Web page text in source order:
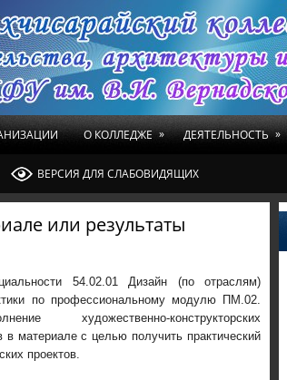
О КОЛЛЕДЖЕ » ДЕЯТЕЛЬНОСТЬ »
ВЕРСИЯ ДЛЯ СЛАБОВИДЯЩИХ
или результаты
54.02.01 Дизайн (по отраслям)
по профессиональному модулю ПМ.02.
художественно-конструкторских
в материале с целью получить практический
проектов.